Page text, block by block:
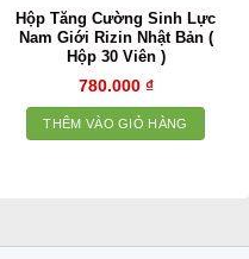
Hộp Tăng Cường Sinh Lực
Nam Giới Rizin Nhật Bản (
Hộp 30 Viên )
780.000 ₫
THÊM VÀO GIỎ HÀNG